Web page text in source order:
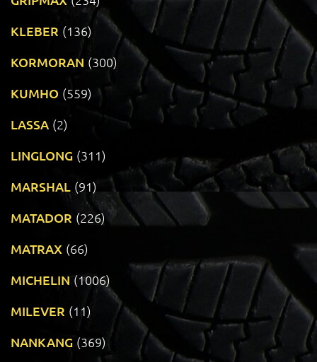
KLEBER (136)
KORMORAN (300)
KUMHO (559)
LASSA (2)
LINGLONG (311)
MARSHAL (91)
MATADOR (226)
MATRAX (66)
MICHELIN (1006)
MILEVER (11)
NANKANG (369)